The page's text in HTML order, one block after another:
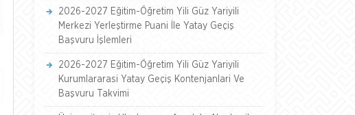
2026-2027 Eğitim-Öğretim Yili Güz Yariyili
Merkezi Yerleştirme Puani İle Yatay Geçiş
Başvuru İşlemleri
2026-2027 Eğitim-Öğretim Yili Güz Yariyili
Kurumlararasi Yatay Geçiş Kontenjanlari Ve
Başvuru Takvimi